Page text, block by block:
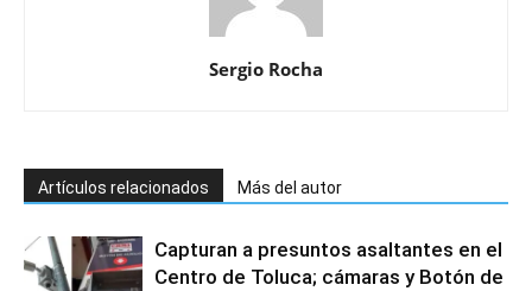
Sergio Rocha
Artículos relacionados Más del autor
Capturan a presuntos asaltantes en el
Centro de Toluca; cámaras y Botón de